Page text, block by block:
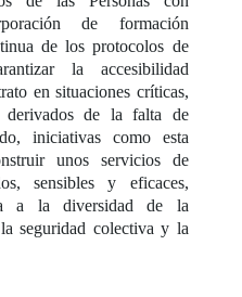
de formación
de los protocolos de
la accesibilidad
en situaciones críticas,
derivados de la falta de
iniciativas como esta
unos servicios de
sensibles y eficaces,
a la diversidad de la
seguridad colectiva y la